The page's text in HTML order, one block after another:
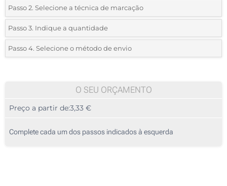
Passo 2. Selecione a técnica de marcação
*Selecione o tipo de marcação e as cores do logotipo:
1 Cor (Na haste)
Passo 3. Indique a quantidade
*Quantidade mínima:10
20
50
Passo 4. Selecione o método de envio
O SEU ORÇAMENTO
Preço a partir de:3,33 €
Complete cada um dos passos indicados à esquerda